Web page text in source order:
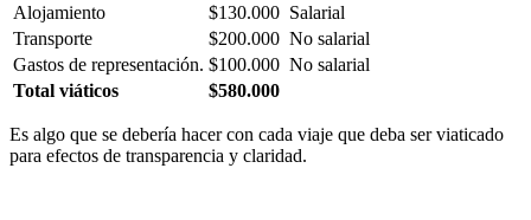
Alojamiento
$130.000 Salarial
Transporte
$200.000 No salarial
Gastos de representación. $100.000 No salarial
Total viáticos
$580.000
Es algo que se debería hacer con cada viaje que deba ser viaticado
para efectos de transparencia y claridad.